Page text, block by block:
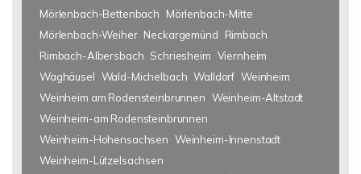
Mörlenbach-Bettenbach
Mörlenbach-Mitte
Mörlenbach-Weiher Neckargemünd
Rimbach
Rimbach-Albersbach Schriesheim Viernheim
Waghäusel Wald-Michelbach Walldorf Weinheim
Weinheim am Rodensteinbrunnen Weinheim-Altstadt
Weinheim-am Rodensteinbrunnen
Weinheim-Hohensachsen Weinheim-Innenstadt
Weinheim-Lützelsachsen